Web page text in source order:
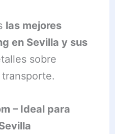
las mejores
en Sevilla y sus
sobre
– Ideal para